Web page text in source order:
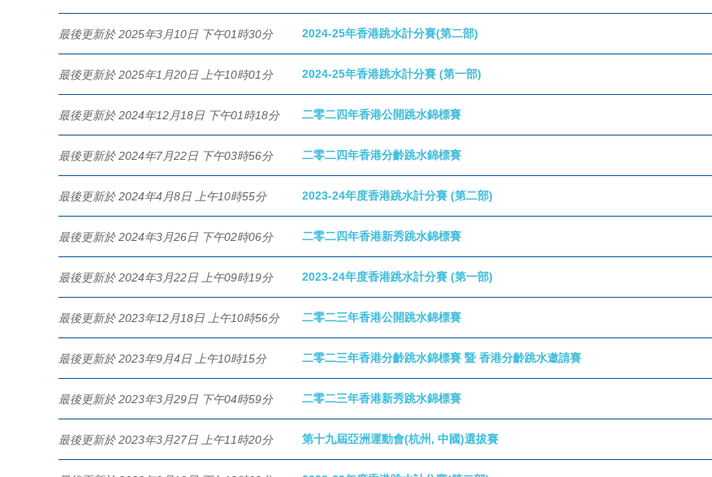
2024-25年香港跳水計分賽(第二部)
最後更新於 2025年3月10日 下午01時30分
2024-25年香港跳水計分賽 (第一部)
最後更新於 2025年1月20日 上午10時01分
二零二四年香港公開跳水錦標賽
最後更新於 2024年12月18日 下午01時18分
二零二四年香港分齡跳水錦標賽
最後更新於 2024年7月22日 下午03時56分
2023-24年度香港跳水計分賽 (第二部)
最後更新於 2024年4月8日 上午10時55分
二零二四年香港新秀跳水錦標賽
最後更新於 2024年3月26日 下午02時06分
2023-24年度香港跳水計分賽 (第一部)
最後更新於 2024年3月22日 上午09時19分
二零二三年香港公開跳水錦標賽
最後更新於 2023年12月18日 上午10時56分
二零二三年香港分齡跳水錦標賽 暨 香港分齡跳水邀請賽
最後更新於 2023年9月4日 上午10時15分
二零二三年香港新秀跳水錦標賽
最後更新於 2023年3月29日 下午04時59分
第十九屆亞洲運動會(杭州, 中國)選拔賽
最後更新於 2023年3月27日 上午11時20分